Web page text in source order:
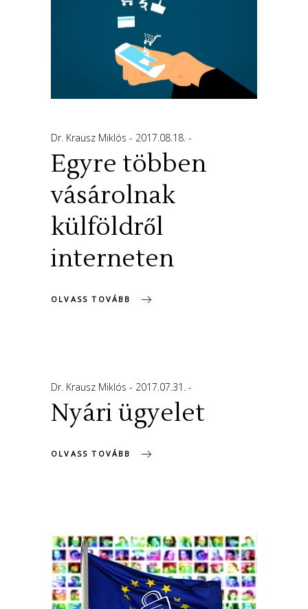
Dr. Krausz Miklós 2017.08.18.
Egyre többen
vásárolnak
külföldről
interneten
OLVASS TOVÁBB
Dr. Krausz Miklós 2017.07.31.
Nyári ügyelet
OLVASS TOVÁBB